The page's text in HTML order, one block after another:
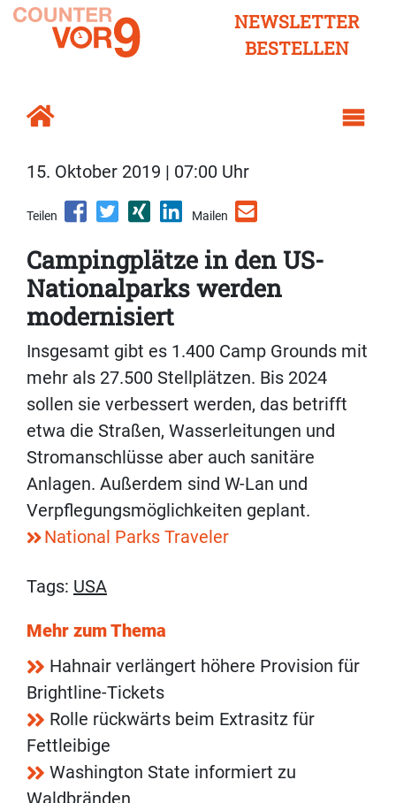
NEWSLETTER
BESTELLEN
15. Oktober 2019 | 07:00 Uhr
Teilen Mailen
Campingplätze in den US-
Nationalparks werden
modernisiert
Insgesamt gibt es 1.400 Camp Grounds mit
mehr als 27.500 Stellplätzen. Bis 2024
sollen sie verbessert werden, das betrifft
etwa die Straßen, Wasserleitungen und
Stromanschlüsse aber auch sanitäre
Anlagen. Außerdem sind W-Lan und
Verpflegungsmöglichkeiten geplant.
National Parks Traveler
Tags: USA
Mehr zum Thema
Hahnair verlängert höhere Provision für
Brightline-Tickets
Rolle rückwärts beim Extrasitz für
Fettleibige
Washington State informiert zu